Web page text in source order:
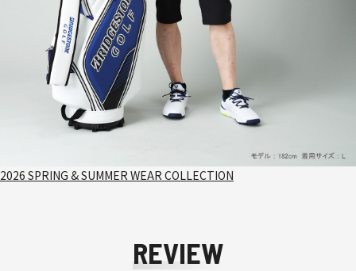
2026 SPRING & SUMMER WEAR COLLECTION
REVIEW